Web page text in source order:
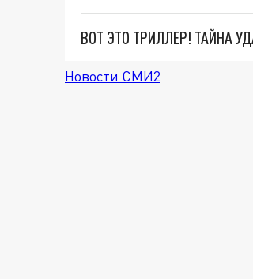
ВОТ ЭТО ТРИЛЛЕР! ТАЙНА
Новости СМИ2